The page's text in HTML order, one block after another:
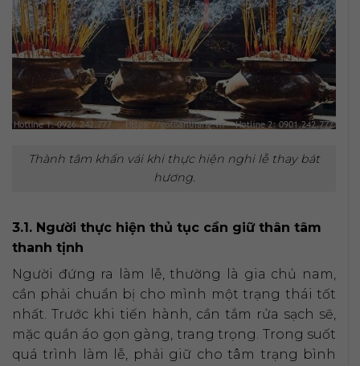
Thành tâm khấn vái khi thực hiện nghi lễ thay bát
hương.
3.1. Người thực hiện thủ tục cần giữ thân tâm
thanh tịnh
Người đứng ra làm lễ, thường là gia chủ nam,
cần phải chuẩn bị cho mình một trạng thái tốt
nhất. Trước khi tiến hành, cần tắm rửa sạch sẽ,
mặc quần áo gọn gàng, trang trọng. Trong suốt
quá trình làm lễ, phải giữ cho tâm trạng bình